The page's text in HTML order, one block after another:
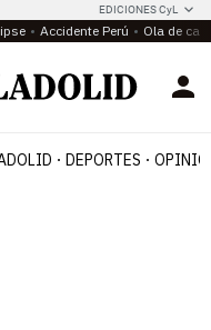
EDICIONES CyL
Accidente Perú Ola de
DEPORTES